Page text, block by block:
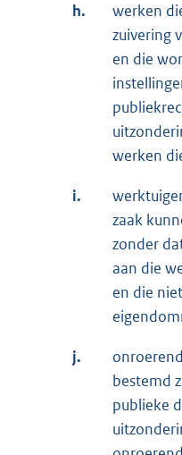
h.
werken
zuivering
en die
werken
i.
zaak
zonder
aan die
en die
j.
bestemd
publieke